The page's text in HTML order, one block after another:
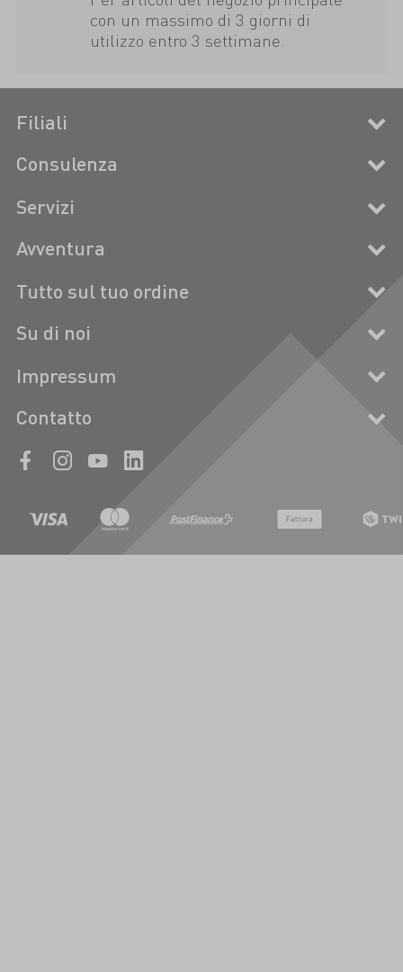
con un massimo di 3 giorni di
utilizzo entro 3 settimane.
Filiali
Consulenza
Servizi
Avventura
Tutto sul tuo ordine
Su di noi
Impressum
Contatto